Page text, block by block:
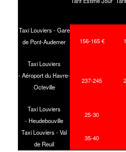
Taxi Louviers -Gare
de Pont-Audemer
156-165 €
Taxi Louviers
-Aéroport du Havre-
Octeville
237-245
Taxi Louviers
- Heudebouville
25-30
Taxi Louviers -Val
de Reuil
35-40